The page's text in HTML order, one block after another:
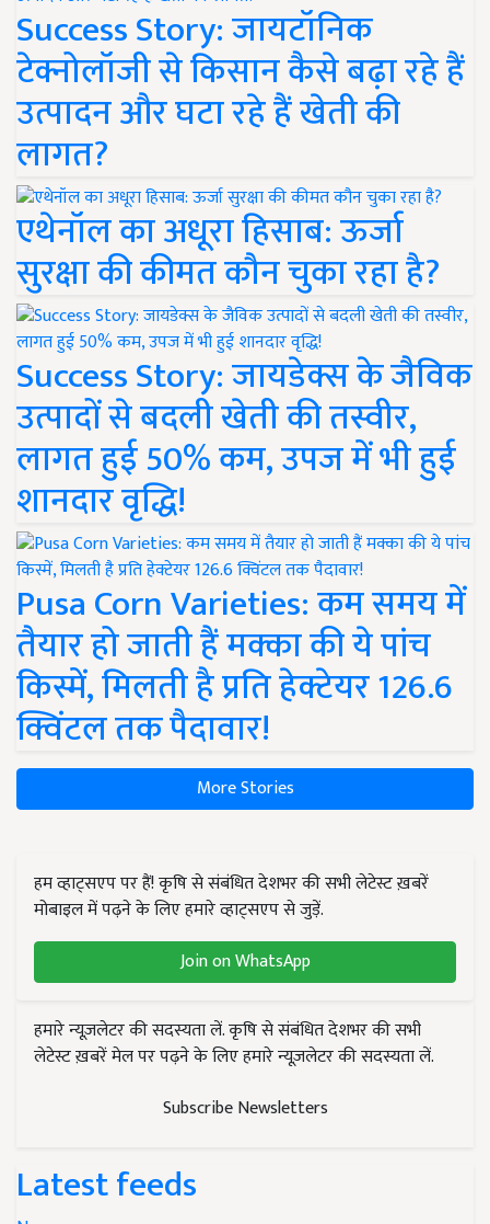
Success Story: जायटॉनिक
टेक्नोलॉजी से किसान कैसे बढ़ा रहे हैं
उत्पादन और घटा रहे हैं खेती की
लागत?
एथेनॉल का अधूरा हिसाब: ऊर्जा
सुरक्षा की कीमत कौन चुका रहा है?
Success Story: जायडेक्स के जैविक
उत्पादों से बदली खेती की तस्वीर,
लागत हुई 50% कम, उपज में भी हुई
शानदार वृद्धि!
Pusa Corn Varieties: कम समय में
तैयार हो जाती हैं मक्का की ये पांच
किस्में, मिलती है प्रति हेक्टेयर 126.6
क्विंटल तक पैदावार!
More Stories
हम व्हाट्सएप पर हैं! कृषि से संबंधित देशभर की सभी लेटेस्ट ख़बरें
मोबाइल में पढ़ने के लिए हमारे व्हाट्सएप से जुड़ें.
Join on WhatsApp
हमारे न्यूज़लेटर की सदस्यता लें. कृषि से संबंधित देशभर की सभी
लेटेस्ट ख़बरें मेल पर पढ़ने के लिए हमारे न्यूज़लेटर की सदस्यता लें.
Subscribe Newsletters
Latest feeds